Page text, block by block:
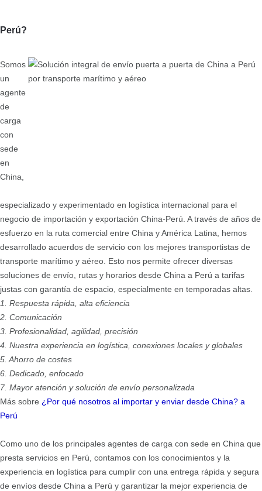
Perú?
Somos
un
agente
de
carga
con
sede
en
China,
especializado y experimentado en logística internacional para el
negocio de importación y exportación China-Perú. A través de años de
esfuerzo en la ruta comercial entre China y América Latina, hemos
desarrollado acuerdos de servicio con los mejores transportistas de
transporte marítimo y aéreo. Esto nos permite ofrecer diversas
soluciones de envío, rutas y horarios desde China a Perú a tarifas
justas con garantía de espacio, especialmente en temporadas altas.
1. Respuesta rápida, alta eficiencia
2. Comunicación
3. Profesionalidad, agilidad, precisión
4. Nuestra experiencia en logística, conexiones locales y globales
5. Ahorro de costes
6. Dedicado, enfocado
7. Mayor atención y solución de envío personalizada
Más sobre ¿Por qué nosotros al importar y enviar desde China? a
Perú
Como uno de los principales agentes de carga con sede en China que
presta servicios en Perú, contamos con los conocimientos y la
experiencia en logística para cumplir con una entrega rápida y segura
de envíos desde China a Perú y garantizar la mejor experiencia de